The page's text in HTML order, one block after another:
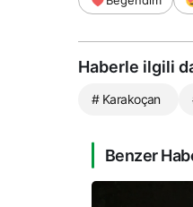
Haberle ilgili
# Karakoçan
Benzer